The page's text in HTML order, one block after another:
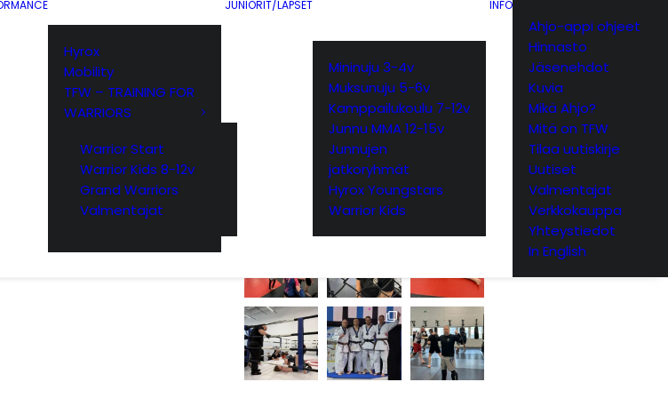
Hyrox
Mobility
TFW – TRAINING FOR
WARRIORS
Warrior Start
Warrior Kids 8-12v
Grand Warriors
Valmentajat
JUNIORIT/LAPSET
Mininuju 3-4v
Muksunuju 5-6v
Kamppailukoulu 7-12v
Junnu MMA 12-15v
Junnujen
jatkoryhmät
Hyrox Youngstars
Warrior Kids
INFO
Ahjo-appi ohjeet
Hinnasto
Jäsenehdot
Kuvia
Mikä Ahjo?
Mitä on TFW
Tilaa uutiskirje
Uutiset
Valmentajat
Verkkokauppa
Yhteystiedot
In English
Instagram